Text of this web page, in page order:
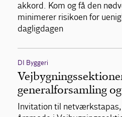
akkord. Kom og få den
minimerer risikoen for
dagligdagen
DI Byggeri
generalforsamling
Invitation til